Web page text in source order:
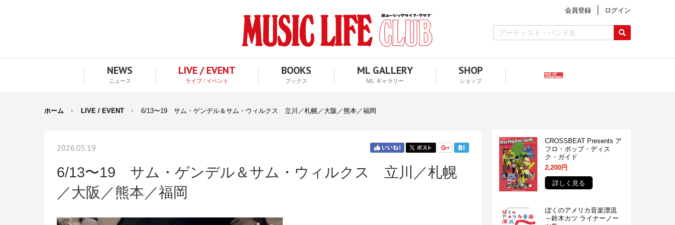
会員登録 ログイン
NEWS
ニュース
LIVE / EVENT
ライブ / イベント
BOOKS
ブックス
ML GALLERY
ML ギャラリー
SHOP
ショップ
ホーム LIVE / EVENT 6/13〜19 サム・ゲンデル＆サム・ウィルクス 立川／札幌／大阪／熊本／福岡
2026.05.19
6/13〜19 サム・ゲンデル＆サム・ウィルクス 立川／札幌
／大阪／熊本／福岡
CROSSBEAT Presents ア
フロ・ポップ・ディス
ク・ガイド
2,200円
詳しく見る
ぼくのアメリカ音楽漂流
～鈴木カツ ライナーノー